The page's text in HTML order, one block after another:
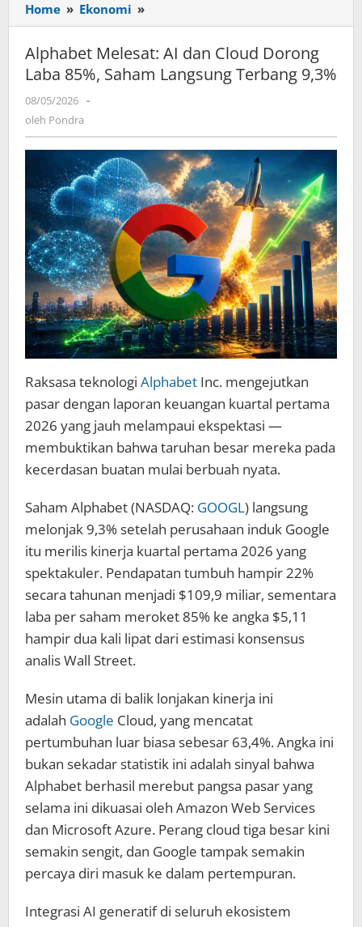
Home » Ekonomi »
Melesat:
AI
dan
Cloud
85%,
Saham
Langsung
Terbang
9,3%
Alphabet Melesat: AI dan Cloud Dorong
Laba 85%, Saham Langsung Terbang 9,3%
08/05/2026 oleh
-
oleh Pondra
Raksasa teknologi Alphabet Inc. mengejutkan
pasar dengan laporan keuangan kuartal pertama
2026 yang jauh melampaui ekspektasi —
membuktikan bahwa taruhan besar mereka pada
kecerdasan buatan mulai berbuah nyata.
Saham Alphabet (NASDAQ: GOOGL) langsung
melonjak 9,3% setelah perusahaan induk Google
itu merilis kinerja kuartal pertama 2026 yang
spektakuler. Pendapatan tumbuh hampir 22%
secara tahunan menjadi $109,9 miliar, sementara
laba per saham meroket 85% ke angka $5,11
hampir dua kali lipat dari estimasi konsensus
analis Wall Street.
Mesin utama di balik lonjakan kinerja ini
adalah Google Cloud, yang mencatat
pertumbuhan luar biasa sebesar 63,4%. Angka ini
bukan sekadar statistik ini adalah sinyal bahwa
Alphabet berhasil merebut pangsa pasar yang
selama ini dikuasai oleh Amazon Web Services
dan Microsoft Azure. Perang cloud tiga besar kini
semakin sengit, dan Google tampak semakin
percaya diri masuk ke dalam pertempuran.
Integrasi AI generatif di seluruh ekosistem